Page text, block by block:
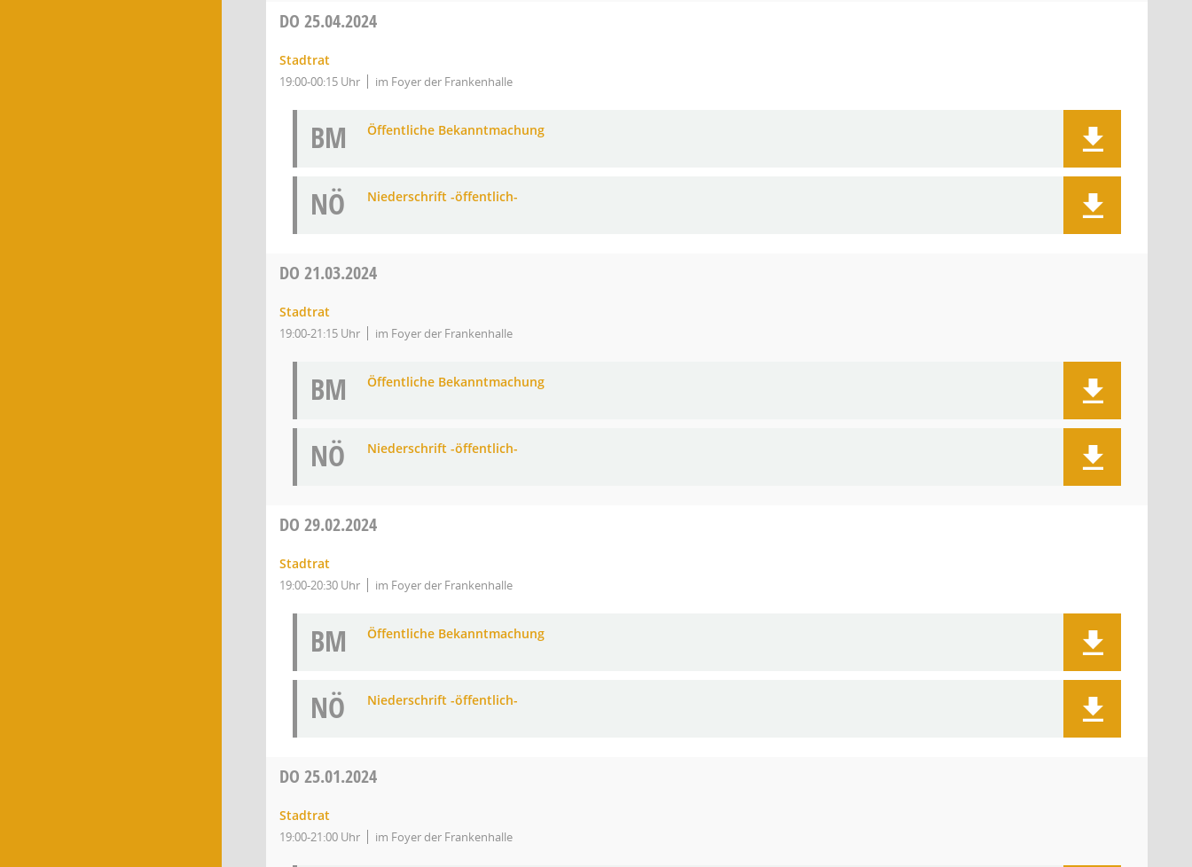
DO 25.04.2024
Stadtrat
19:00-00:15 Uhr im Foyer der Frankenhalle
BM Öffentliche Bekanntmachung
NÖ Niederschrift -öffentlich-
DO 21.03.2024
Stadtrat
19:00-21:15 Uhr im Foyer der Frankenhalle
BM Öffentliche Bekanntmachung
NÖ Niederschrift -öffentlich-
DO 29.02.2024
Stadtrat
19:00-20:30 Uhr im Foyer der Frankenhalle
BM Öffentliche Bekanntmachung
NÖ Niederschrift -öffentlich-
DO 25.01.2024
Stadtrat
19:00-21:00 Uhr im Foyer der Frankenhalle